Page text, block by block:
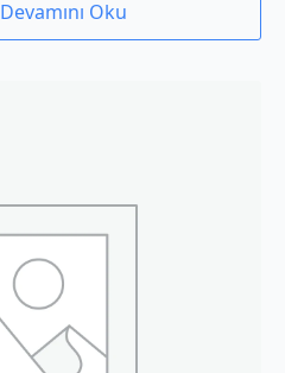
Devamını Oku